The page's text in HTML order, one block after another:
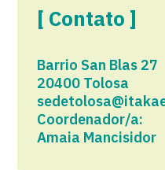
[ Contato ]
Barrio San Blas 27
20400 Tolosa​
Coordenador/a:
Amaia Mancisidor